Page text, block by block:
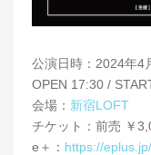
公演日時：2024年4
OPEN 17:30 /
会場： 新宿LOFT
チケット：前売 ￥
e＋： https://